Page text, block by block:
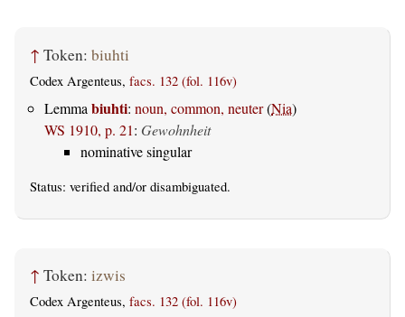
↑ Token: biuhti
Codex Argenteus, facs. 132 (fol. 116v)
Lemmabiuhti: noun, common, neuter(Nia)
WS 1910, p. 21: Gewohnheit
nominative singular
Status: verified and/or disambiguated.
↑ Token: izwis
Codex Argenteus, facs. 132 (fol. 116v)